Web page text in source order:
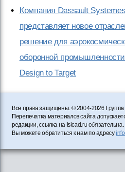
Компания Dassault Systemes
представляет новое
решение для
оборонной
Design to Target
Все права защищены. © 2004-2026
Перепечатка материалов сайта
редакции, ссылка на isicad.ru обязательна.
Вы можете обратиться к нам по адресу